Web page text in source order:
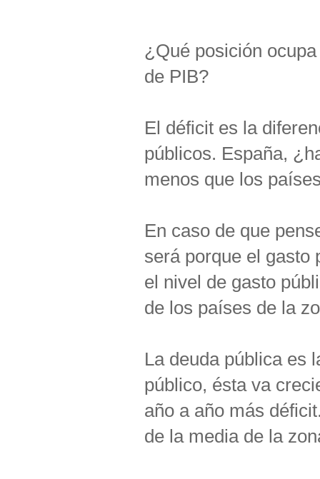
¿Qué posición
de PIB?
El déficit es la
públicos. España,
menos que los
En caso de que
será porque el gasto
el nivel de gasto
de los países de la
La deuda pública es
público, ésta va
año a año más
de la media de la